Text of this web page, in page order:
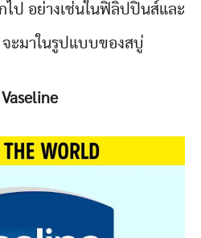
ป อย่างเช่นในฟิลิปปินส์และ
จะมาในรูปแบบของสบู่